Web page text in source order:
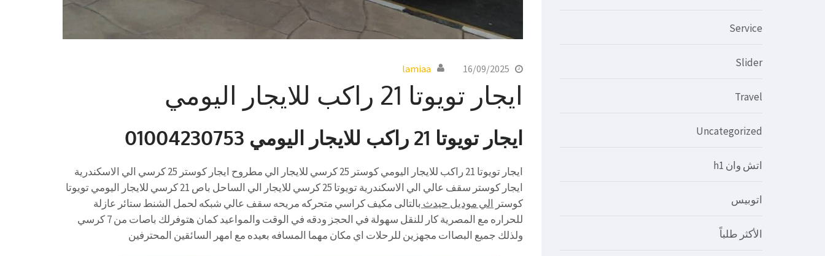
16/09/2025
lamiaa
ايجار تويوتا 21 راكب للايجار اليومي
ايجار تويوتا 21 راكب للايجار اليومي 01004230753
ايجار تويوتا 21 راكب للايجار اليومي كوستر 25 كرسي للايجار الي مطروح ايجار كوستر 25 كرسي الي الاسكندرية
ايجار كوستر سقف عالي الي الاسكندرية تويوتا 25 كرسي للايجار الي الساحل باص 21 كرسي للايجار اليومي تويوتا
كوستر الي موديل حيدث بالتالى مكيف كراسي متحركه مريحه سقف عالي شبكه لحمل الشنط ستائر عازلة
للحراره مع المصرية كار للنقل سهولة في الحجز ودقه في الوقت والمواعيد كمان هتوفرلك باصات من 7 كرسي
ولذلك جميع البصاات مجهزين للرحلات اي مكان مهما المسافه بعيده مع امهر السائقين المحترفين
Service
Slider
Travel
Uncategorized
اتش وان h1
اتوبيس
الأكثر طلباً